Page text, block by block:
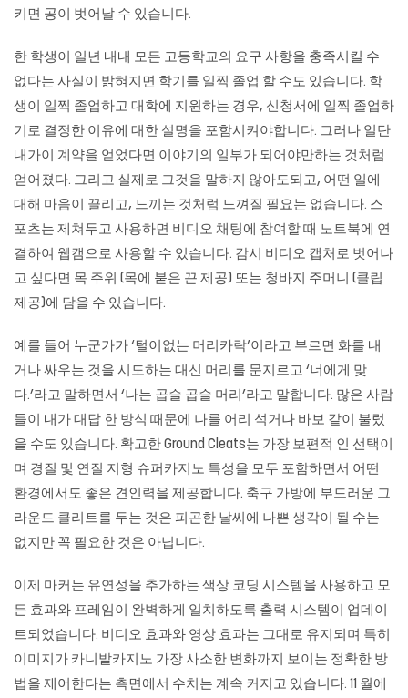
키면 공이 벗어날 수 있습니다.
한 학생이 일년 내내 모든 고등학교의 요구 사항을 충족시킬 수
없다는 사실이 밝혀지면 학기를 일찍 졸업 할 수도 있습니다. 학
생이 일찍 졸업하고 대학에 지원하는 경우, 신청서에 일찍 졸업하
기로 결정한 이유에 대한 설명을 포함시켜야합니다. 그러나 일단
내가이 계약을 얻었다면 이야기의 일부가 되어야만하는 것처럼
얻어졌다. 그리고 실제로 그것을 말하지 않아도되고, 어떤 일에
대해 마음이 끌리고, 느끼는 것처럼 느껴질 필요는 없습니다. 스
포츠는 제쳐두고 사용하면 비디오 채팅에 참여할 때 노트북에 연
결하여 웹캠으로 사용할 수 있습니다. 감시 비디오 캡처로 벗어나
고 싶다면 목 주위 (목에 붙은 끈 제공) 또는 청바지 주머니 (클립
제공)에 담을 수 있습니다.
예를 들어 누군가가 ‘털이없는 머리카락’이라고 부르면 화를 내
거나 싸우는 것을 시도하는 대신 머리를 문지르고 ‘너에게 맞
다.’라고 말하면서 ‘나는 곱슬 곱슬 머리’라고 말합니다. 많은 사람
들이 내가 대답 한 방식 때문에 나를 어리 석거나 바보 같이 불렀
을 수도 있습니다. 확고한 Ground Cleats는 가장 보편적 인 선택이
며 경질 및 연질 지형 슈퍼카지노 특성을 모두 포함하면서 어떤
환경에서도 좋은 견인력을 제공합니다. 축구 가방에 부드러운 그
라운드 클리트를 두는 것은 피곤한 날씨에 나쁜 생각이 될 수는
없지만 꼭 필요한 것은 아닙니다.
이제 마커는 유연성을 추가하는 색상 코딩 시스템을 사용하고 모
든 효과와 프레임이 완벽하게 일치하도록 출력 시스템이 업데이
트되었습니다. 비디오 효과와 영상 효과는 그대로 유지되며 특히
이미지가 카니발카지노 가장 사소한 변화까지 보이는 정확한 방
법을 제어한다는 측면에서 수치는 계속 커지고 있습니다. 11 월에